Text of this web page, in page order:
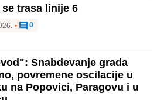
se trasa linije 6
• 0
Snabdevanje grada
povremene oscilacije u
na Popovici, Paragovu i u